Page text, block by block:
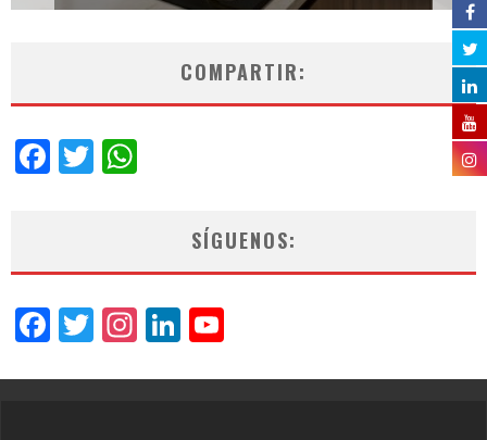
COMPARTIR:
Facebook
Twitter
SÍGUENOS:
Facebook
Twitter
Instagram
LinkedIn